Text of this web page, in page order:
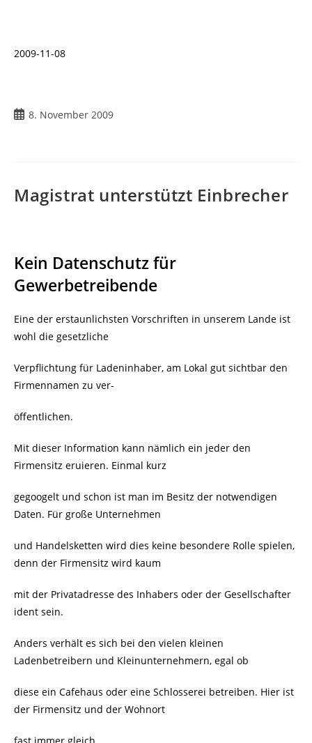
2009-11-08
Beitrag
8. November 2009
Magistrat unterstützt Einbrecher
Kein Datenschutz für
Gewerbetreibende
Eine der erstaunlichsten Vorschriften in unserem Lande ist
wohl die gesetzliche
Verpflichtung für Ladeninhaber, am Lokal gut sichtbar den
Firmennamen zu ver-
öffentlichen.
Mit dieser Information kann nämlich ein jeder den
Firmensitz eruieren. Einmal kurz
gegoogelt und schon ist man im Besitz der notwendigen
Daten. Für große Unternehmen
und Handelsketten wird dies keine besondere Rolle spielen,
denn der Firmensitz wird kaum
mit der Privatadresse des Inhabers oder der Gesellschafter
ident sein.
Anders verhält es sich bei den vielen kleinen
Ladenbetreibern und Kleinunternehmern, egal ob
diese ein Cafehaus oder eine Schlosserei betreiben. Hier ist
der Firmensitz und der Wohnort